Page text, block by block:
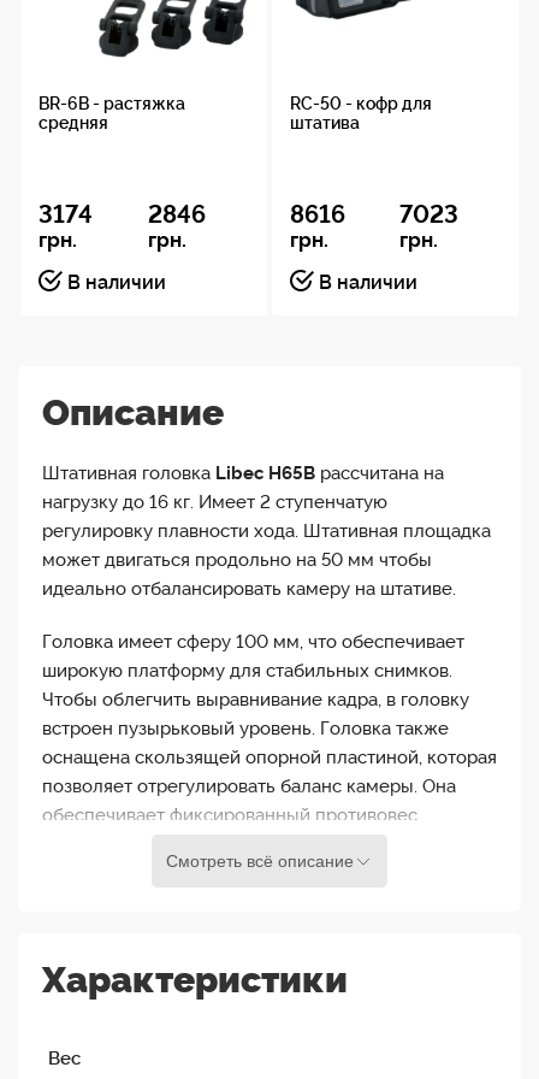
BR-6B - растяжка
средняя
3174
грн.
2846
грн.
В наличии
RC-50 - кофр для
штатива
8616
грн.
7023
грн.
В наличии
Описание
Штативная головка Libec H65B рассчитана на
нагрузку до 16 кг. Имеет 2 ступенчатую
регулировку плавности хода. Штативная площадка
может двигаться продольно на 50 мм чтобы
идеально отбалансировать камеру на штативе.
Головка имеет сферу 100 мм, что обеспечивает
широкую платформу для стабильных снимков.
Чтобы облегчить выравнивание кадра, в головку
встроен пузырьковый уровень. Головка также
оснащена скользящей опорной пластиной, которая
позволяет отрегулировать баланс камеры. Она
обеспечивает фиксированный противовес,
поддерживать нагрузку до 16 килограм. Благодаря
своим стилем съемки или потребностями сьемки.
панорамирования и наклона, а съемную ручку
Смотреть всё описание
Характеристики
Вес